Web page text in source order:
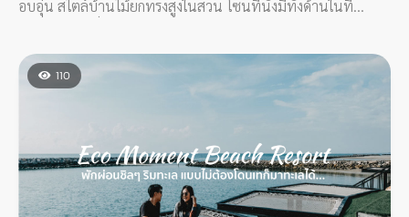
อบอุ่น สไตล์บ้านไม้ยกทรงสูงในสวน โซนที่นั่งมีทั้งด้านในที่
ด้านนอกเป็นสนามหญ้ากว้าง มีบ่อน้ำและชิงช้าน่ารักๆ ไว้นั่งผ่อน
คลายกันชิลๆ
110